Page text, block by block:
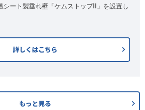
シート製垂れ壁「ケムストップII」を設置し
詳しくはこちら
もっと見る